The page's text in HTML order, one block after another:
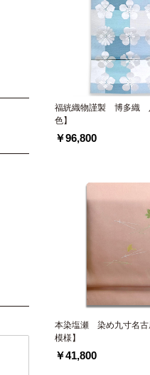
福絖織物謹製 博多織
色】
￥96,800
本染塩瀬 染め九寸名古
模様】
￥41,800